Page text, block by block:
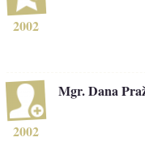
2002
2002
Mgr. Dana